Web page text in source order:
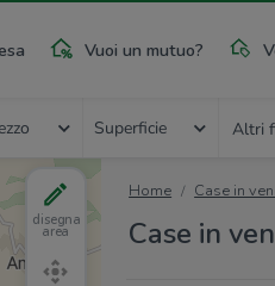
Vuoi un mutuo?
Superficie Altri
Home Case in
Case in
disegna
area